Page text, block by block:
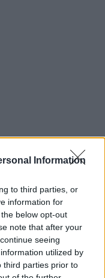
Information
to third parties, or
information for
below opt-out
note that after your
seeing
utilized by
third parties prior to